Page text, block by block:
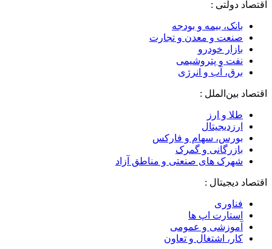
اقتصاد دولتی :
بانک، بیمه و بودجه
صنعت و معدن و تجارت
بازار خودرو
نفت و پتروشیمی
برق، آب و انرژی
اقتصاد بین‌الملل :
طلا و ارز
ارزدیجیتال
بورس، سهام و فارکس
بازرگانی و گمرک
شهرک های صنعتی و مناطق آزاد
اقتصاد دیجیتال :
فناوری
استارت اپ ها
آموزشی و عمومی
کار، اشتغال و تعاون